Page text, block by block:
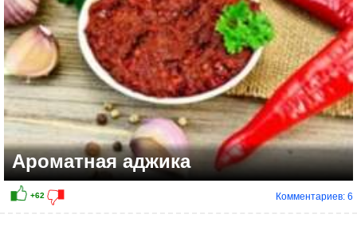
Ароматная аджика
Комментариев: 6